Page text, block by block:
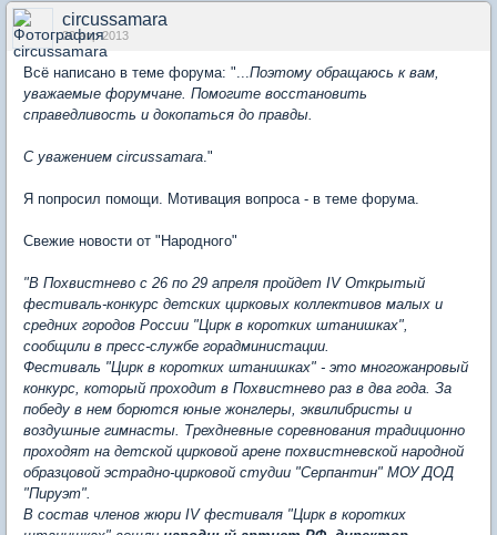
circussamara
20 апр 2013
Всё написано в теме форума: "...Поэтому обращаюсь к вам,
уважаемые форумчане. Помогите восстановить
справедливость и докопаться до правды.
С уважением circussamara."
Я попросил помощи. Мотивация вопроса - в теме форума.
Свежие новости от "Народного"
"В Похвистнево с 26 по 29 апреля пройдет IV Открытый
фестиваль-конкурс детских цирковых коллективов малых и
средних городов России "Цирк в коротких штанишках",
сообщили в пресс-службе горадминистации.
Фестиваль "Цирк в коротких штанишках" - это многожанровый
конкурс, который проходит в Похвистнево раз в два года. За
победу в нем борются юные жонглеры, эквилибристы и
воздушные гимнасты. Трехдневные соревнования традиционно
проходят на детской цирковой арене похвистневской народной
образцовой эстрадно-цирковой студии "Серпантин" МОУ ДОД
"Пируэт".
В состав членов жюри IV фестиваля "Цирк в коротких